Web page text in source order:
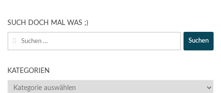
SUCH DOCH MAL WAS ;)
Suche
nach:
KATEGORIEN
KATEGORIEN